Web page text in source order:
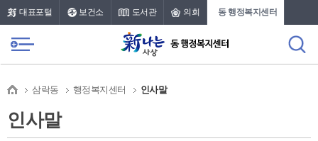
본문 바로가기
메인메뉴 바로가기
대표포털 보건소 도서관 의회 동 행정복지센터
삼락동 행정복지센터 인사말
인사말